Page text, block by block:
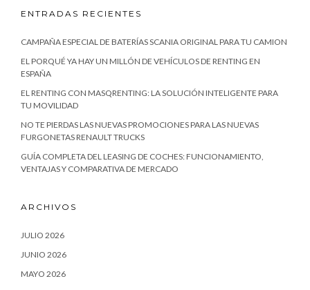
ENTRADAS RECIENTES
CAMPAÑA ESPECIAL DE BATERÍAS SCANIA ORIGINAL PARA TU CAMION
EL PORQUÉ YA HAY UN MILLÓN DE VEHÍCULOS DE RENTING EN
ESPAÑA
EL RENTING CON MASQRENTING: LA SOLUCIÓN INTELIGENTE PARA
TU MOVILIDAD
NO TE PIERDAS LAS NUEVAS PROMOCIONES PARA LAS NUEVAS
FURGONETAS RENAULT TRUCKS
GUÍA COMPLETA DEL LEASING DE COCHES: FUNCIONAMIENTO,
VENTAJAS Y COMPARATIVA DE MERCADO
ARCHIVOS
JULIO 2026
JUNIO 2026
MAYO 2026